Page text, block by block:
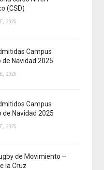
(CSD)
2025
Campus
de Navidad 2025
2025
Campus
de Navidad 2025
2025
de Movimiento –
la Cruz